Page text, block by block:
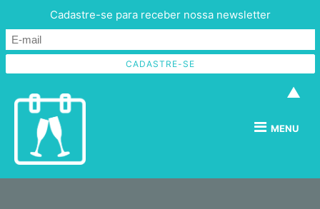
MENU
Cadastre-se para receber nossa newsletter
▲